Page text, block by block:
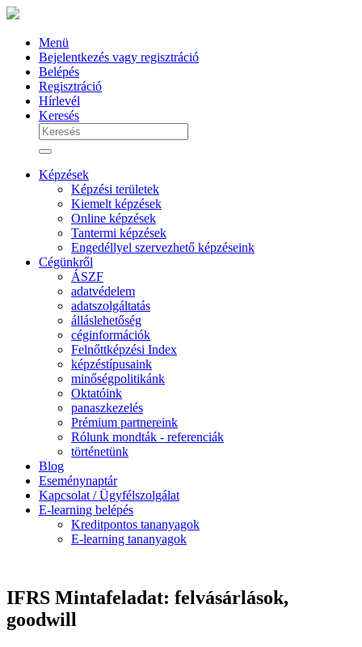
Menü
Bejelentkezés vagy regisztráció
Belépés
Regisztráció
Hírlevél
Keresés
Képzések
Képzési területek
Kiemelt képzések
Online képzések
Tantermi képzések
Engedéllyel szervezhető képzéseink
Cégünkről
ÁSZF
adatvédelem
adatszolgáltatás
álláslehetőség
céginformációk
Felnőttképzési Index
képzéstípusaink
minőségpolitikánk
Oktatóink
panaszkezelés
Prémium partnereink
Rólunk mondták - referenciák
történetünk
Blog
Eseménynaptár
Kapcsolat / Ügyfélszolgálat
E-learning belépés
Kreditpontos tananyagok
E-learning tananyagok
IFRS Mintafeladat: felvásárlások,
goodwill